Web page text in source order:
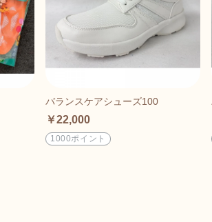
バランスケアシューズ100
￥22,000
1000ポイント